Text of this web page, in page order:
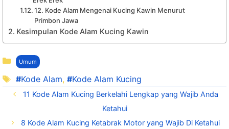
12. Kode Alam Mengenai Kucing Kawin Menurut
Primbon Jawa
Kesimpulan Kode Alam Kucing Kawin
Kategori
Umum
Tag
Kode Alam, Kode Alam Kucing
11 Kode Alam Kucing Berkelahi Lengkap yang Wajib Anda
Ketahui
8 Kode Alam Kucing Ketabrak Motor yang Wajib Di Ketahui